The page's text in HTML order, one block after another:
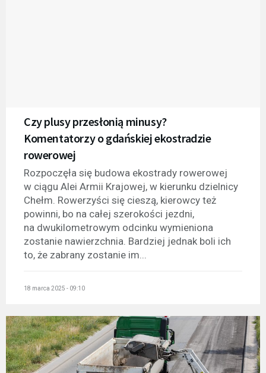
Czy plusy przesłonią minusy?
Komentatorzy o gdańskiej ekostradzie
rowerowej
Rozpoczęła się budowa ekostrady rowerowej
w ciągu Alei Armii Krajowej, w kierunku dzielnicy
Chełm. Rowerzyści się cieszą, kierowcy też
powinni, bo na całej szerokości jezdni,
na dwukilometrowym odcinku wymieniona
zostanie nawierzchnia. Bardziej jednak boli ich
to, że zabrany zostanie im...
18 marca 2025 - 09:10